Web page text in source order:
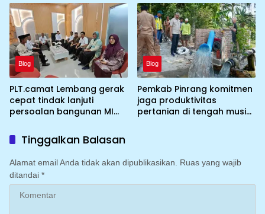
Nasional ke XII kebumi
perkemahan Cibubur
Olahraga
Blog
PLT.camat Lembang gerak
cepat tindak lanjuti
persoalan bangunan MI
Blog
Pemkab Pinrang komitmen
jaga produktivitas
pertanian di tengah musim
Tinggalkan Balasan
Alamat email Anda tidak akan dipublikasikan.
Ruas yang wajib
ditandai *